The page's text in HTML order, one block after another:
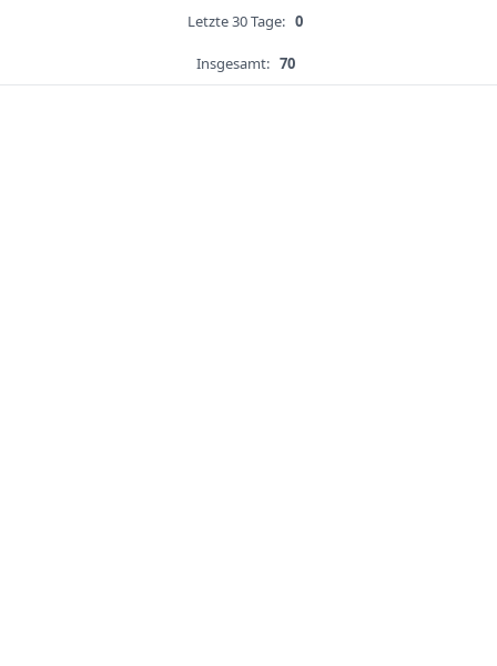
Letzte 30 Tage: 0
Insgesamt: 70